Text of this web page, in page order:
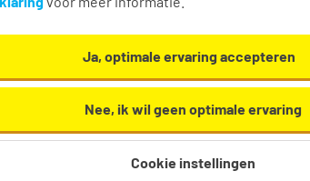
Ja, optimale ervaring accepteren
Nee, ik wil geen optimale ervaring
Cookie instellingen
in Assen
Oh en... we helpen je graag een handje in